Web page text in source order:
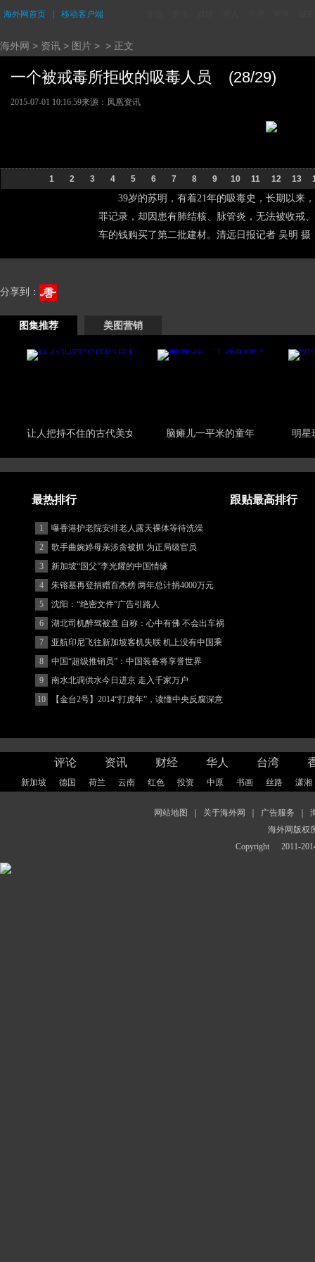
海外网首页 移动客户端
海外网 > 资讯 > 图片 > > 正文
一个被戒毒所拒收的吸毒人员 (28/29)
2015-07-01 10:16:59来源： 凤凰资讯
1 2 3 4 5 6 7 8 9 10 11 12 13
39岁的苏明，有着21年的吸毒史，长期以来
罪记录，却因患有肺结核、脉管炎，无法被收戒
车的钱购买了第二批建材。清远日报记者 吴明 摄
分享到：
图集推荐 美图营销
让人把持不住的古代美女 脑瘫儿一平米的童年 明星
最热排行 跟贴最高排行
1
曝香港护老院安排老人露天裸体等待洗澡
2
歌手曲婉婷母亲涉贪被抓 为正局级官员
3
新加坡“国父”李光耀的中国情缘
4
朱镕基再登捐赠百杰榜 两年总计捐4000万元
5
沈阳：“绝密文件”广告引路人
6
湖北司机醉驾被查 自称：心中有佛 不会出车祸
(图)
7
亚航印尼飞往新加坡客机失联 机上没有中国乘
客
8
中国“超级推销员”：中国装备将享誉世界
9
南水北调供水今日进京 走入千家万户
10
【金台2号】2014“打虎年”，读懂中央反腐深意
评论 资讯 财经 华人 台湾
新加坡 德国 荷兰 云南 红色 投资 中原 书画 丝路 潇湘
网站地图 关于海外网 广告服务
海外网版权
Copyright
2011-